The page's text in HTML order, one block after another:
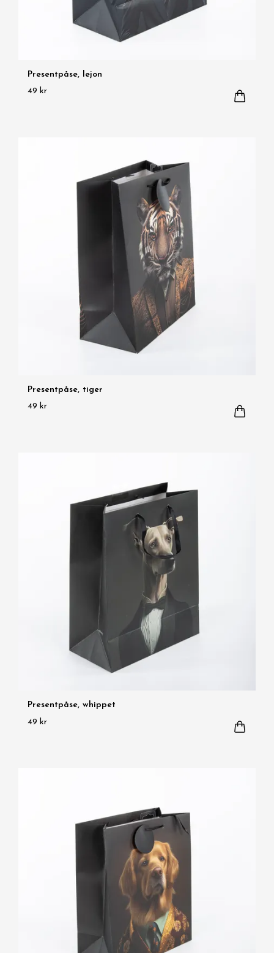
Presentpåse, lejon
49 kr
Presentpåse, tiger
49 kr
Presentpåse, whippet
49 kr